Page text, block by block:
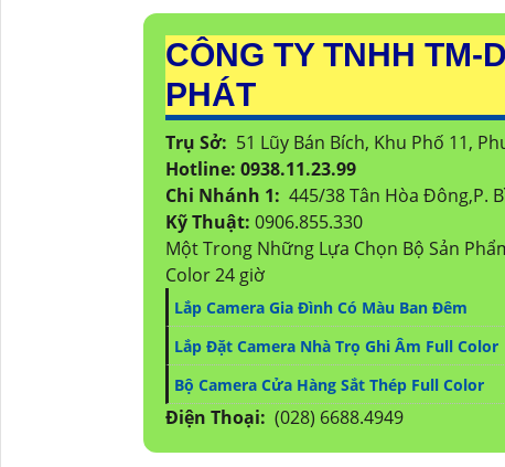
CÔNG TY TNHH
PHÁT
Trụ Sở: 51 Lũy Bán Bích, Khu Phố 11,
Hotline: 0938.11.23.99
Chi Nhánh 1: 445/38 Tân Hòa Đông,P.
Kỹ Thuật: 0906.855.330
Một Trong Những Lựa Chọn Bộ Sản
Color 24 giờ
Lắp Camera Gia Đình Có Màu Ban Đêm
Lắp Đặt Camera Nhà Trọ Ghi Âm Full Color
Bộ Camera Cửa Hàng Sắt Thép Full Color
Điện Thoại: (028) 6688.4949